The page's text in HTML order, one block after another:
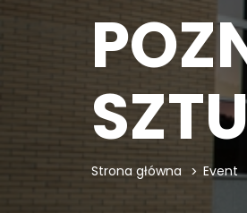
Strona główna Event